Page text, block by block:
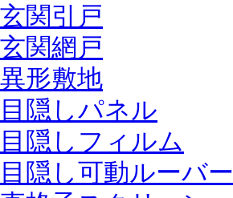
玄関引戸
玄関網戸
異形敷地
目隠しパネル
目隠しフィルム
目隠し可動ルーバー